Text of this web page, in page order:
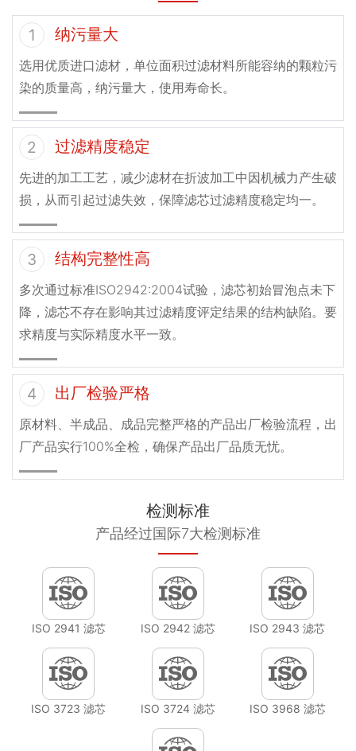
1 纳污量大
选用优质进口滤材，单位面积过滤材料所能容纳的颗粒污
染的质量高，纳污量大，使用寿命长。
2 过滤精度稳定
先进的加工工艺，减少滤材在折波加工中因机械力产生破
损，从而引起过滤失效，保障滤芯过滤精度稳定均一。
3 结构完整性高
多次通过标准ISO2942:2004试验，滤芯初始冒泡点未下
降，滤芯不存在影响其过滤精度评定结果的结构缺陷。要
求精度与实际精度水平一致。
4 出厂检验严格
原材料、半成品、成品完整严格的产品出厂检验流程，出
厂产品实行100%全检，确保产品出厂品质无忧。
检测标准
产品经过国际7大检测标准
ISO 2941 滤芯 ISO 2942 滤芯 ISO 2943 滤芯
ISO 3723 滤芯 ISO 3724 滤芯 ISO 3968 滤芯